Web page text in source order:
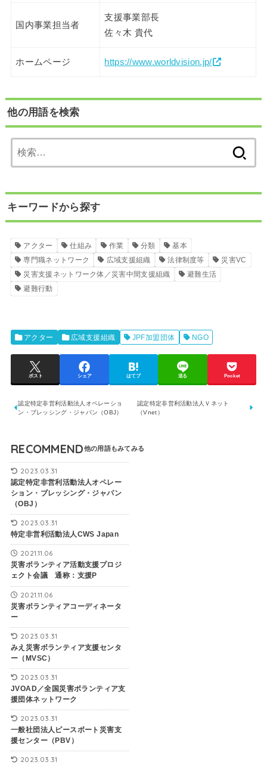
国内事業担当者
支援事業部長
佐々木 貴代
ホームページ https://www.worldvision.jp/
他の用語を検索
索:
キーワードから探す
アクター 仕組み 作業 分類
基本
専門職ネットワーク
広域支援組織 法律制度等
災害VC
災害支援ネットワーク体／災害中間支援組織
避難生活
避難行動
アクター 広域支援組織 JPF加盟団体 NGO
ポスト シェア はてブ 送る Pocket
認定特定非営利活動法人オペレーショ
ン・ブレッシング・ジャパン（OBJ）
認定特定非営利活動法人Ｖネット
（Vnet）
RECOMMEND
2023.03.31
認定特定非営利活動法人オペレー
ション・ブレッシング・ジャパン
（OBJ）
2023.03.31
特定非営利活動法人CWS Japan
2021.11.06
災害ボランティア活動支援プロジ
ェクト会議 通称：支援P
2021.11.06
災害ボランティアコーディネータ
ー
2023.03.31
みえ災害ボランティア支援センタ
ー（MVSC）
2023.03.31
JVOAD／全国災害ボランティア支
援団体ネットワーク
2023.03.31
一般社団法人ピースボート災害支
援センター（PBV）
2023.03.31